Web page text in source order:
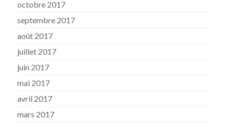
octobre 2017
septembre 2017
août 2017
juillet 2017
juin 2017
mai 2017
avril 2017
mars 2017